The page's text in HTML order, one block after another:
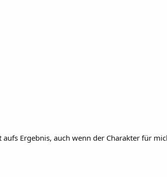
Ergebnis, auch wenn der Charakter für